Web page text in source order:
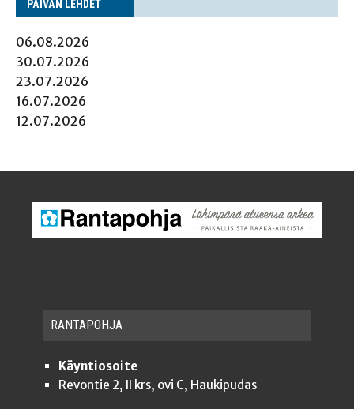
PÄI­VÄN LEHDET
06.08.2026
30.07.2026
23.07.2026
16.07.2026
12.07.2026
RAN­TA­POH­JA
Käyntiosoite
Revontie 2, II krs, ovi C, Haukipudas